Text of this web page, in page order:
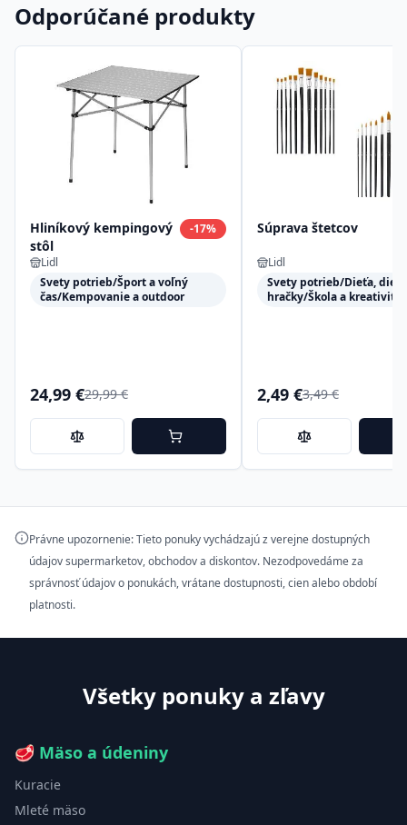
Odporúčané produkty
Hliníkový kempingový
stôl
-17%
Lidl
Svety potrieb/Šport a voľný
čas/Kempovanie a outdoor
24,99 €29,99 €
Súprava štetcov
Lidl
Svety potrieb/Dieťa,
hračky/Škola a kreativita
2,49 €3,49 €
Právne upozornenie: Tieto ponuky vychádzajú z verejne dostupných
údajov supermarketov, obchodov a diskontov. Nezodpovedáme za
správnosť údajov o ponukách, vrátane dostupnosti, cien alebo období
platnosti.
Všetky ponuky a zľavy
🥩 Mäso a údeniny
Kuracie
Mleté mäso